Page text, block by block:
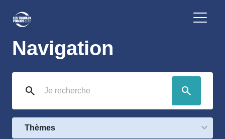
Navigation
search search
Thèmes